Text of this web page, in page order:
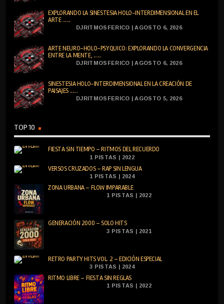
EXPLORANDO LA SINESTESIA HOLO-INTERDIMENSIONAL EN EL
ARTE ......
DJRITMOSFERICO | AGOSTO 6, 2026
ARTE NEURO-HOLO-PSYQUICO: EXPLORANDO LA CONVERGENCIA
ENTRE LA MENTE, ......
DJRITMOSFERICO | AGOSTO 6, 2026
SINESTESIA HOLO-INTERDIMENSIONAL EN LA CREACIÓN DE
PAISAJES ......
DJRITMOSFERICO | AGOSTO 5, 2026
TOP 10
FIESTA SIN TIEMPO – RITMOS DEL RECUERDO
1 PISTAS | 2022
VERSOS CRUZADOS – RAP SIN LENGUA
1 PISTAS | 2024
ZONA URBANA – FLOW IMPARABLE
1 PISTAS | 2022
GENERACIÓN 2000 – SOLO HITS
3 PISTAS | 2021
RETRO PARTY HITS VOL. 2 – EDICIÓN ESPECIAL
3 PISTAS | 2024
RITMO LIBRE – FIESTA SIN REGLAS
1 PISTAS | 2022